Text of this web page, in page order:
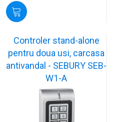
Controler stand-alone
pentru doua usi, carcasa
antivandal - SEBURY SEB-
W1-A